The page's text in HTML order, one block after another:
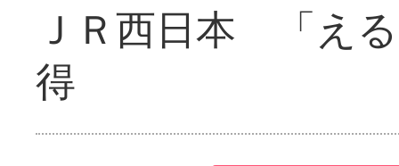
ＪＲ西日本 「え
得